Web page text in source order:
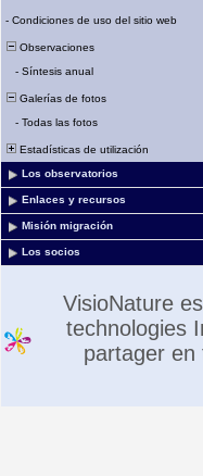
- Condiciones de uso del sitio web
Observaciones
- Síntesis anual
Galerías de fotos
- Todas las fotos
Estadísticas de utilización
Los observatorios
Enlaces y recursos
Misión migración
Los socios
VisioNature
technologies
partager en